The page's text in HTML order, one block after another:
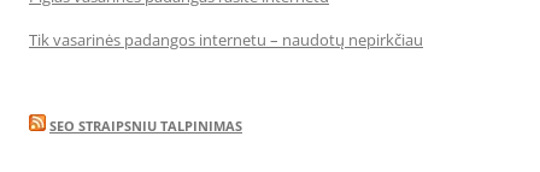
Tik vasarinės padangos internetu – naudotų nepirkčiau
SEO STRAIPSNIU TALPINIMAS